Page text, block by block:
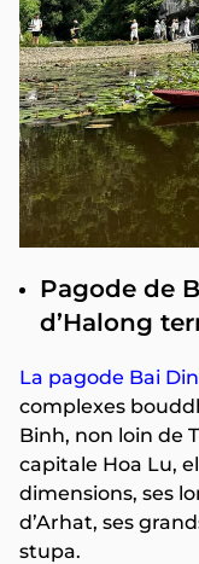
Pagode de
d’Halong
La pagode Bai
complexes
Binh, non loin de
capitale Hoa Lu,
dimensions, ses
d’Arhat, ses
stupa.